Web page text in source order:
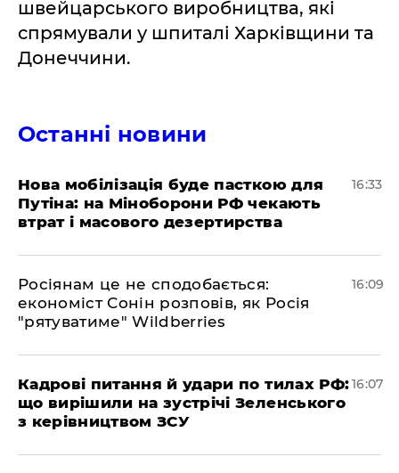
швейцарського виробництва, які
спрямували у шпиталі Харківщини та
Донеччини.
Останні новини
Нова мобілізація буде пасткою для
Путіна: на Міноборони РФ чекають
втрат і масового дезертирства
16:33
Росіянам це не сподобається:
економіст Сонін розповів, як Росія
"рятуватиме" Wildberries
16:09
Кадрові питання й удари по тилах РФ:
що вирішили на зустрічі Зеленського
з керівництвом ЗСУ
16:07